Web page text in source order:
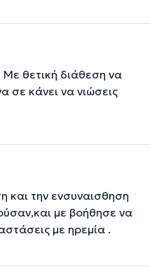
θετική διάθεση να
σε κάνει να νιώσεις
και την ενσυναισθηση
με βοήθησε να
με ηρεμία .